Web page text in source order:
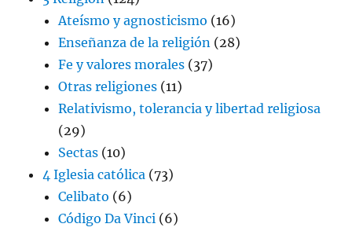
Ateísmo y agnosticismo (16)
Enseñanza de la religión (28)
Fe y valores morales (37)
Otras religiones (11)
Relativismo, tolerancia y libertad religiosa
(29)
Sectas (10)
4 Iglesia católica (73)
Celibato (6)
Código Da Vinci (6)